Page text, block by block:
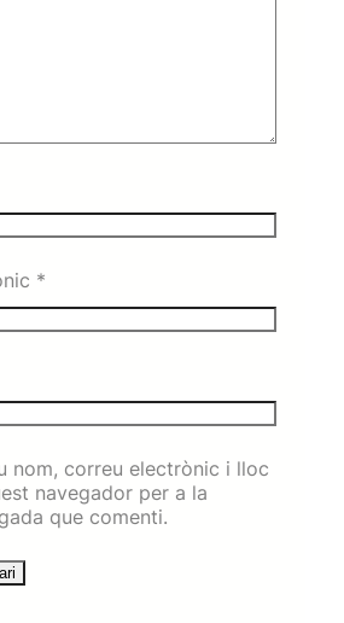
*
nom, correu electrònic i lloc
navegador per a la
que comenti.